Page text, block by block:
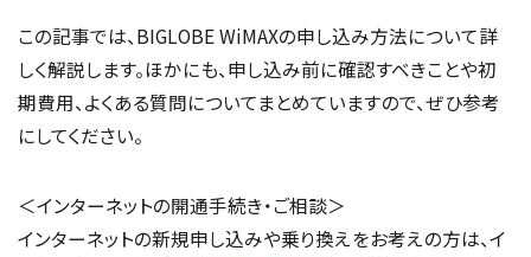
この記事では、BIGLOBE WiMAXの申し込み方法について詳
しく解説します。ほかにも、申し込み前に確認すべきことや初
期費用、よくある質問についてまとめていますので、ぜひ参考
にしてください。
＜インターネットの開通手続き・ご相談＞
インターネットの新規申し込みや乗り換えをお考えの方は、イ